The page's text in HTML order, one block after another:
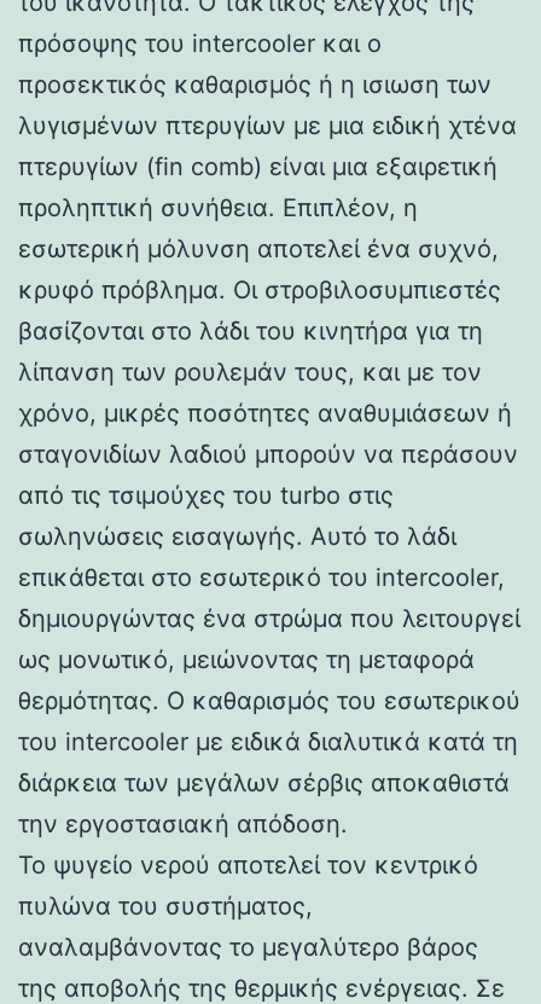
πρόσοψης του intercooler και ο
προσεκτικός καθαρισμός ή η ισιωση των
λυγισμένων πτερυγίων με μια ειδική χτένα
πτερυγίων (fin comb) είναι μια εξαιρετική
προληπτική συνήθεια. Επιπλέον, η
εσωτερική μόλυνση αποτελεί ένα συχνό,
κρυφό πρόβλημα. Οι στροβιλοσυμπιεστές
βασίζονται στο λάδι του κινητήρα για τη
λίπανση των ρουλεμάν τους, και με τον
χρόνο, μικρές ποσότητες αναθυμιάσεων ή
σταγονιδίων λαδιού μπορούν να περάσουν
από τις τσιμούχες του turbo στις
σωληνώσεις εισαγωγής. Αυτό το λάδι
επικάθεται στο εσωτερικό του intercooler,
δημιουργώντας ένα στρώμα που λειτουργεί
ως μονωτικό, μειώνοντας τη μεταφορά
θερμότητας. Ο καθαρισμός του εσωτερικού
του intercooler με ειδικά διαλυτικά κατά τη
διάρκεια των μεγάλων σέρβις αποκαθιστά
την εργοστασιακή απόδοση.
Το ψυγείο νερού αποτελεί τον κεντρικό
πυλώνα του συστήματος,
αναλαμβάνοντας το μεγαλύτερο βάρος
της αποβολής της θερμικής ενέργειας. Σε